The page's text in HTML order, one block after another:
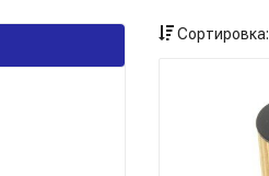
Сортировка: